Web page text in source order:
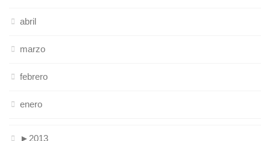
abril
marzo
febrero
enero
► 2013